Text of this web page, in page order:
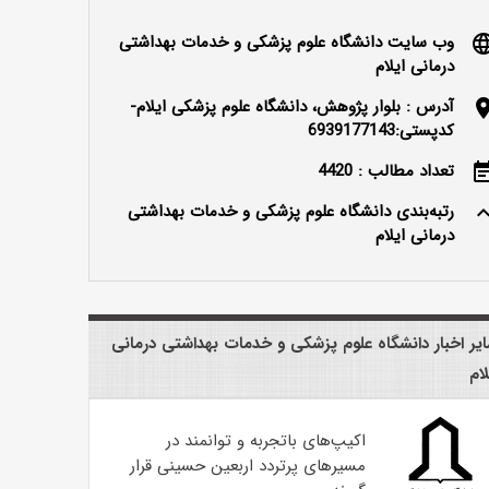
وب سایت دانشگاه علوم پزشکی و خدمات بهداشتی
درمانی ایلام
آدرس : بلوار پژوهش، دانشگاه علوم پزشکی ایلام-
کدپستی:6939177143
تعداد مطالب : 4420
keyboard_arrow_up
رتبه‌بندی دانشگاه علوم پزشکی و خدمات بهداشتی
درمانی ایلام
اخبار دانشگاه علوم پزشکی و خدمات بهداشتی درمانی
اکیپ‌های باتجربه و توانمند در
مسیرهای پرتردد اربعین حسینی قرار